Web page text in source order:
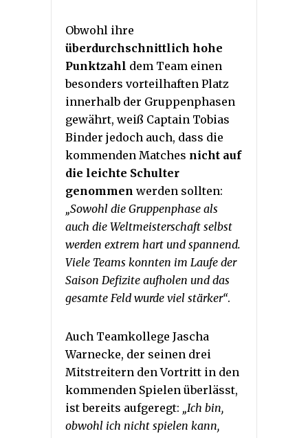
Obwohl ihre
überdurchschnittlich hohe
Punktzahl dem Team einen
besonders vorteilhaften Platz
innerhalb der Gruppenphasen
gewährt, weiß Captain Tobias
Binder jedoch auch, dass die
kommenden Matches nicht auf
die leichte Schulter
genommen werden sollten:
„Sowohl die Gruppenphase als
auch die Weltmeisterschaft selbst
werden extrem hart und spannend.
Viele Teams konnten im Laufe der
Saison Defizite aufholen und das
gesamte Feld wurde viel stärker“.
Auch Teamkollege Jascha
Warnecke, der seinen drei
Mitstreitern den Vortritt in den
kommenden Spielen überlässt,
ist bereits aufgeregt: „Ich bin,
obwohl ich nicht spielen kann,